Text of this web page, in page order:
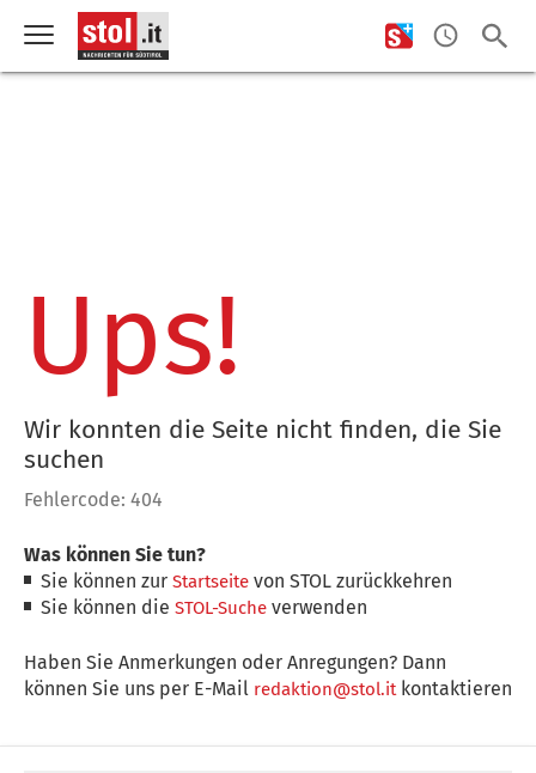
Ups!
Wir konnten die Seite nicht finden, die Sie
suchen
Fehlercode: 404
Was können Sie tun?
Sie können zurStartseite von STOL zurückkehren
Sie können dieSTOL-Suche verwenden
Haben Sie Anmerkungen oder Anregungen? Dann
können Sie uns per E-Mail redaktion@stol.itkontaktieren